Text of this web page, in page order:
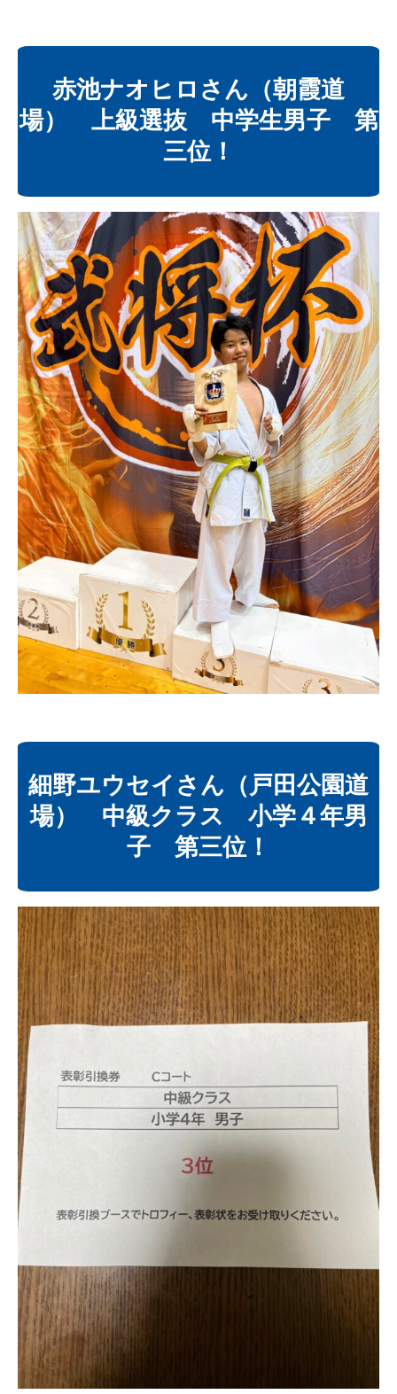
赤池ナオヒロさん（朝霞道
場） 上級選抜 中学生男子 第
三位！
細野ユウセイさん（戸田公園道
場） 中級クラス 小学４年男
子 第三位！